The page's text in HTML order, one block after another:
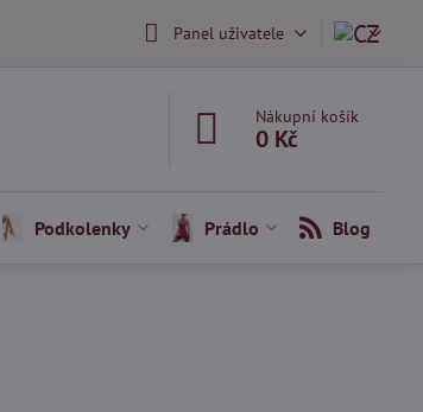
Panel uživatele
Nákupní košík
0 Kč
Podkolenky Prádlo Blog